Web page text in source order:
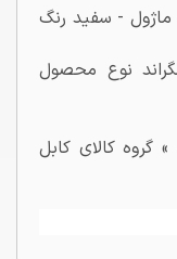
ماژول - سفید رنگ
نوع محصول
گروه کالای کابل